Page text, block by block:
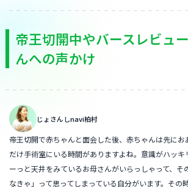
帝王切開中やバースレビュ
んへの声かけ
じょさんしnavi柏村
帝王切開で赤ちゃんと面会した後、赤ちゃんは先にお
だけ手術室にいる時間がありますよね。意識がハッキ
ーっと天井をみているお母さんがいらっしゃって、そ
なきゃ」って思ってしまっている自分がいます。その